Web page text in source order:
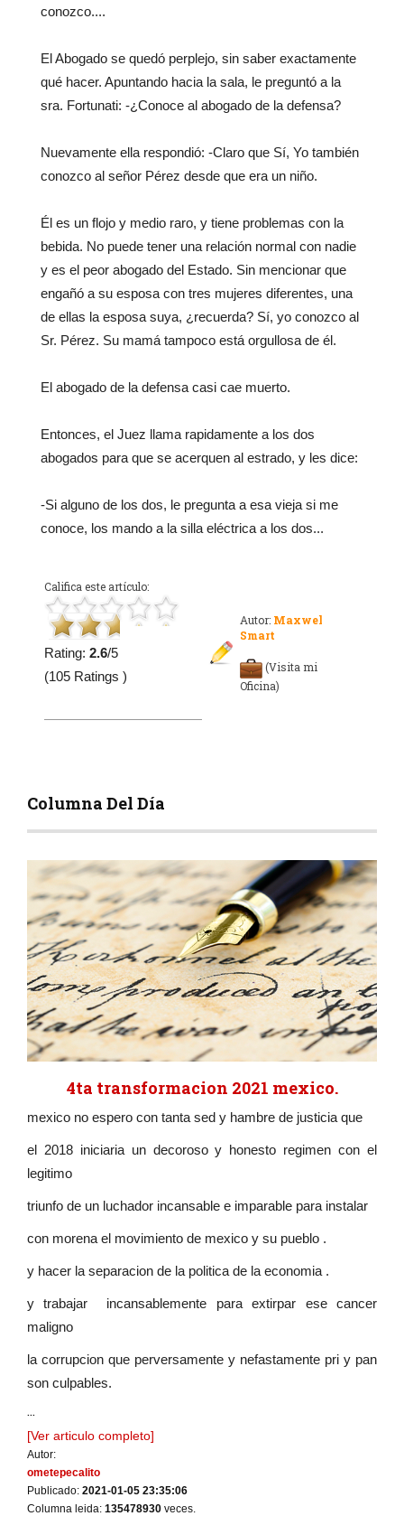
conozco....
El Abogado se quedó perplejo, sin saber exactamente
qué hacer. Apuntando hacia la sala, le preguntó a la
sra. Fortunati: -¿Conoce al abogado de la defensa?
Nuevamente ella respondió: -Claro que Sí, Yo también
conozco al señor Pérez desde que era un niño.
Él es un flojo y medio raro, y tiene problemas con la
bebida. No puede tener una relación normal con nadie
y es el peor abogado del Estado. Sin mencionar que
engañó a su esposa con tres mujeres diferentes, una
de ellas la esposa suya, ¿recuerda? Sí, yo conozco al
Sr. Pérez. Su mamá tampoco está orgullosa de él.
El abogado de la defensa casi cae muerto.
Entonces, el Juez llama rapidamente a los dos
abogados para que se acerquen al estrado, y les dice:
-Si alguno de los dos, le pregunta a esa vieja si me
conoce, los mando a la silla eléctrica a los dos...
Califica este artículo:
Rating: 2.6/5
(105 Ratings )
Autor: Maxwel
Smart
(Visita mi
Oficina)
Columna Del Día
4ta transformacion 2021 mexico.
mexico no espero con tanta sed y hambre de justicia que
el 2018 iniciaria un decoroso y honesto regimen con el
legitimo
triunfo de un luchador incansable e imparable para instalar
con morena el movimiento de mexico y su pueblo .
y hacer la separacion de la politica de la economia .
y trabajar incansablemente para extirpar ese cancer
maligno
la corrupcion que perversamente y nefastamente pri y pan
son culpables.
...
[Ver articulo completo]
Autor:
ometepecalito
Publicado: 2021-01-05 23:35:06
Columna leida: 135478930 veces.